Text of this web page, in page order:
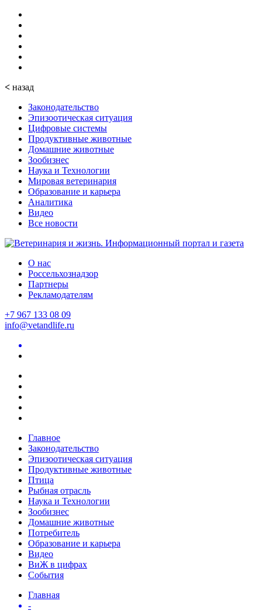
< назад
Законодательство
Эпизоотическая ситуация
Цифровые системы
Продуктивные животные
Домашние животные
Зообизнес
Наука и Технологии
Мировая ветеринария
Образование и карьера
Аналитика
Видео
Все новости
О нас
Россельхознадзор
Партнеры
Рекламодателям
+7 967 133 08 09
info@vetandlife.ru
Главное
Законодательство
Эпизоотическая ситуация
Продуктивные животные
Птица
Рыбная отрасль
Наука и Технологии
Зообизнес
Домашние животные
Потребитель
Образование и карьера
Видео
ВиЖ в цифрах
События
Главная
-